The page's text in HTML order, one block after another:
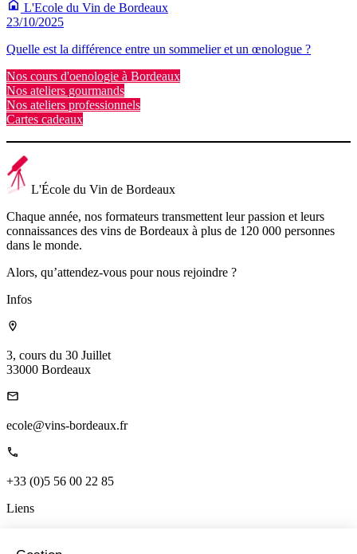
L'Ecole du Vin de Bordeaux
23/10/2025
Quelle est la différence entre un sommelier et un œnologue ?
Nos cours d'oenologie à Bordeaux
Nos ateliers gourmands
Nos ateliers professionnels
Cartes cadeaux
L'École du Vin de Bordeaux
Chaque année, nos formateurs transmettent leur passion et leurs
connaissances des vins de Bordeaux à plus de 120 000 personnes
dans le monde.
Alors, qu’attendez-vous pour nous rejoindre ?
Infos
3, cours du 30 Juillet
33000 Bordeaux
ecole@vins-bordeaux.fr
+33 (0)5 56 00 22 85
Liens
Qui sommes-nous